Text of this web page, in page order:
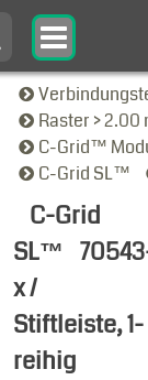
Raster >
C-Grid™
C-Grid SL™
C-Grid
SL™
x /
Stiftleiste, 1-
reihig